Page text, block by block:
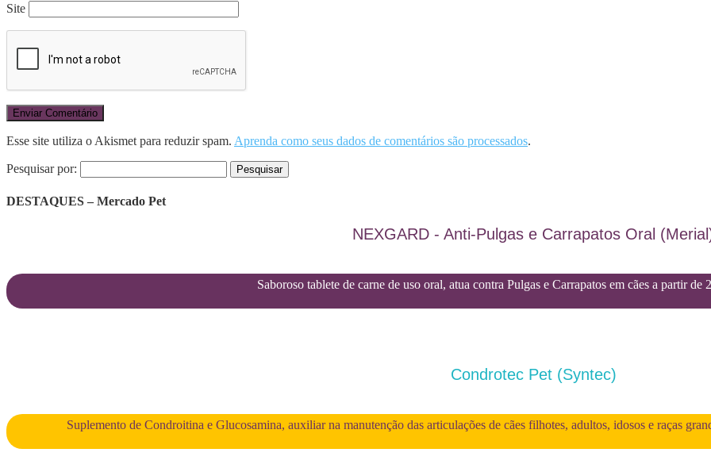
Site
Esse site utiliza o Akismet para reduzir spam. Aprenda como seus dados de comentários são processados.
Pesquisar por:
DESTAQUES – Mercado Pet
NEXGARD - Anti-Pulgas e Carrapatos Oral
Saboroso tablete de carne de uso oral, atua contra Pulgas e Carrapatos em cães a partir de
Condrotec Pet (Syntec)
Suplemento de Condroitina e Glucosamina, auxiliar na manutenção das articulações de cães filhotes, adultos, idosos e raças